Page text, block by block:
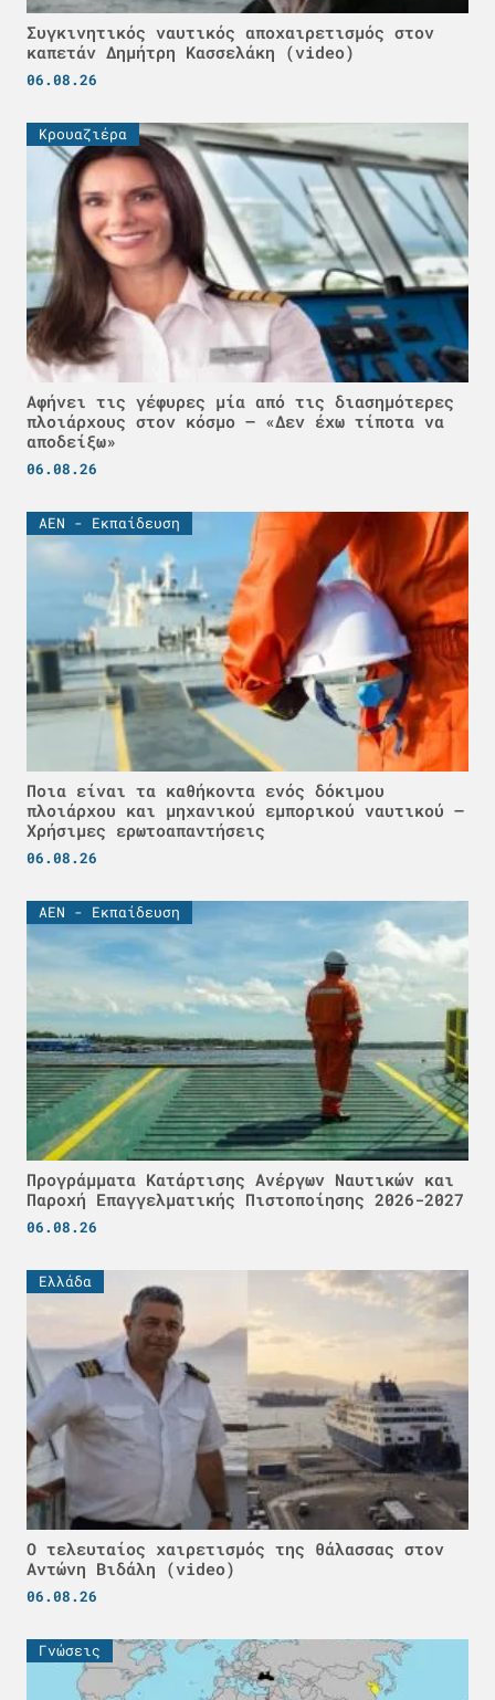
Συγκινητικός ναυτικός αποχαιρετισμός στον
καπετάν Δημήτρη Κασσελάκη (video)
06.08.26
Κρουαζιέρα
Αφήνει τις γέφυρες μία από τις διασημότερες
πλοιάρχους στον κόσμο – «Δεν έχω τίποτα να
αποδείξω»
06.08.26
ΑΕΝ - Εκπαίδευση
Ποια είναι τα καθήκοντα ενός δόκιμου
πλοιάρχου και μηχανικού εμπορικού ναυτικού –
Χρήσιμες ερωτοαπαντήσεις
06.08.26
ΑΕΝ - Εκπαίδευση
Προγράμματα Κατάρτισης Ανέργων Ναυτικών και
Παροχή Επαγγελματικής Πιστοποίησης 2026-2027
06.08.26
Ελλάδα
Ο τελευταίος χαιρετισμός της θάλασσας στον
Αντώνη Βιδάλη (video)
06.08.26
Γνώσεις